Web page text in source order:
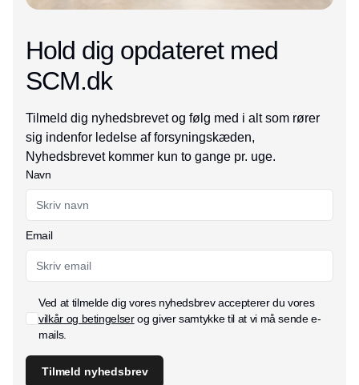
Hold dig opdateret med
SCM.dk
Tilmeld dig nyhedsbrevet og følg med i alt som rører
sig indenfor ledelse af forsyningskæden,
Nyhedsbrevet kommer kun to gange pr. uge.
Navn
Email
Ved at tilmelde dig vores nyhedsbrev accepterer du vores
vilkår og betingelserog giver samtykke til at vi må sende e-
mails.
Tilmeld nyhedsbrev